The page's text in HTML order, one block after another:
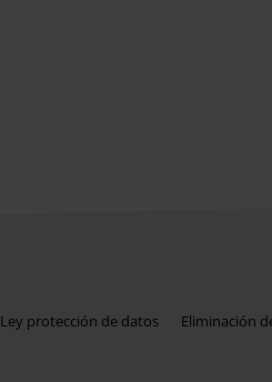
Ley protección de datos Eliminación